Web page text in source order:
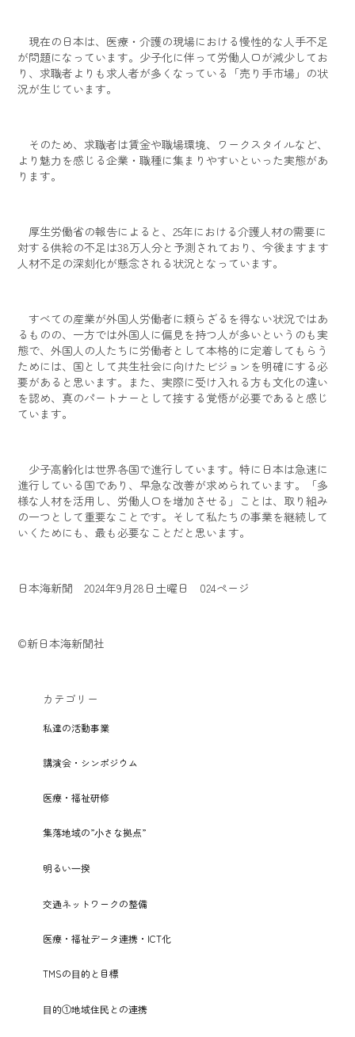
現在の日本は、医療・介護の現場における慢性的な人手不足
が問題になっています。少子化に伴って労働人口が減少してお
り、求職者よりも求人者が多くなっている「売り手市場」の状
況が生じています。
そのため、求職者は賃金や職場環境、ワークスタイルなど、
より魅力を感じる企業・職種に集まりやすいといった実態があ
ります。
厚生労働省の報告によると、25年における介護人材の需要に
対する供給の不足は38万人分と予測されており、今後ますます
人材不足の深刻化が懸念される状況となっています。
すべての産業が外国人労働者に頼らざるを得ない状況ではあ
るものの、一方では外国人に偏見を持つ人が多いというのも実
態で、外国人の人たちに労働者として本格的に定着してもらう
ためには、国として共生社会に向けたビジョンを明確にする必
要があると思います。また、実際に受け入れる方も文化の違い
を認め、真のパートナーとして接する覚悟が必要であると感じ
ています。
少子高齢化は世界各国で進行しています。特に日本は急速に
進行している国であり、早急な改善が求められています。「多
様な人材を活用し、労働人口を増加させる」ことは、取り組み
の一つとして重要なことです。そして私たちの事業を継続して
いくためにも、最も必要なことだと思います。
日本海新聞 2024年9月28日土曜日 024ページ
©新日本海新聞社
カテゴリー
私達の活動事業
講演会・シンポジウム
医療・福祉研修
集落地域の”⼩さな拠点”
明るい⼀揆
交通ネットワークの整備
医療・福祉データ連携・ICT化
TMSの⽬的と目標
⽬的①地域住⺠との連携